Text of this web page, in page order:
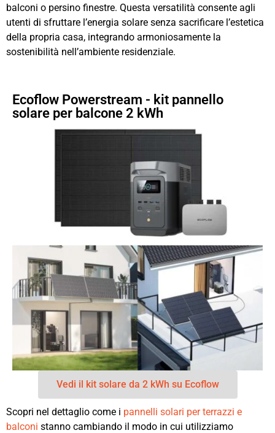
balconi o persino finestre. Questa versatilità consente agli
utenti di sfruttare l’energia solare senza sacrificare l’estetica
della propria casa, integrando armoniosamente la
sostenibilità nell’ambiente residenziale.
Ecoflow Powerstream - kit pannello
solare per balcone 2 kWh
Vedi il kit solare da 2 kWh su Ecoflow
Scopri nel dettaglio come i pannelli solari per terrazzi e
balconi stanno cambiando il modo in cui utilizziamo